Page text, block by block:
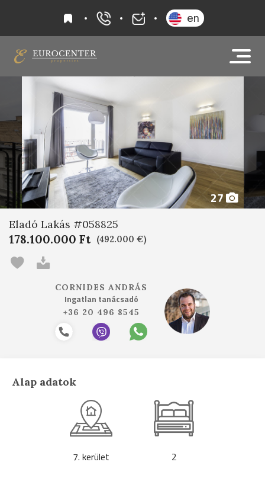
kedvencek+36 20 919 0005
en
27
Eladó Lakás #058825
178.100.000 Ft (492.000 €)
CORNIDES ANDRÁS
Ingatlan tanácsadó
+36 20 496 8545
Alap adatok
7. kerület 2